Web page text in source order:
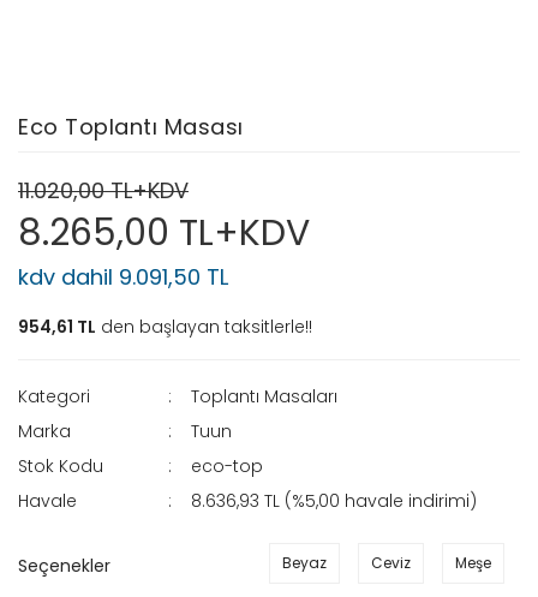
Eco Toplantı Masası
11.020,00 TL+KDV
8.265,00 TL+KDV
kdv dahil 9.091,50 TL
954,61 TL den başlayan taksitlerle!!
Kategori
Toplantı Masaları
Marka
Tuun
Stok Kodu
eco-top
Havale
8.636,93 TL (%5,00 havale indirimi)
Seçenekler Beyaz Ceviz Meşe